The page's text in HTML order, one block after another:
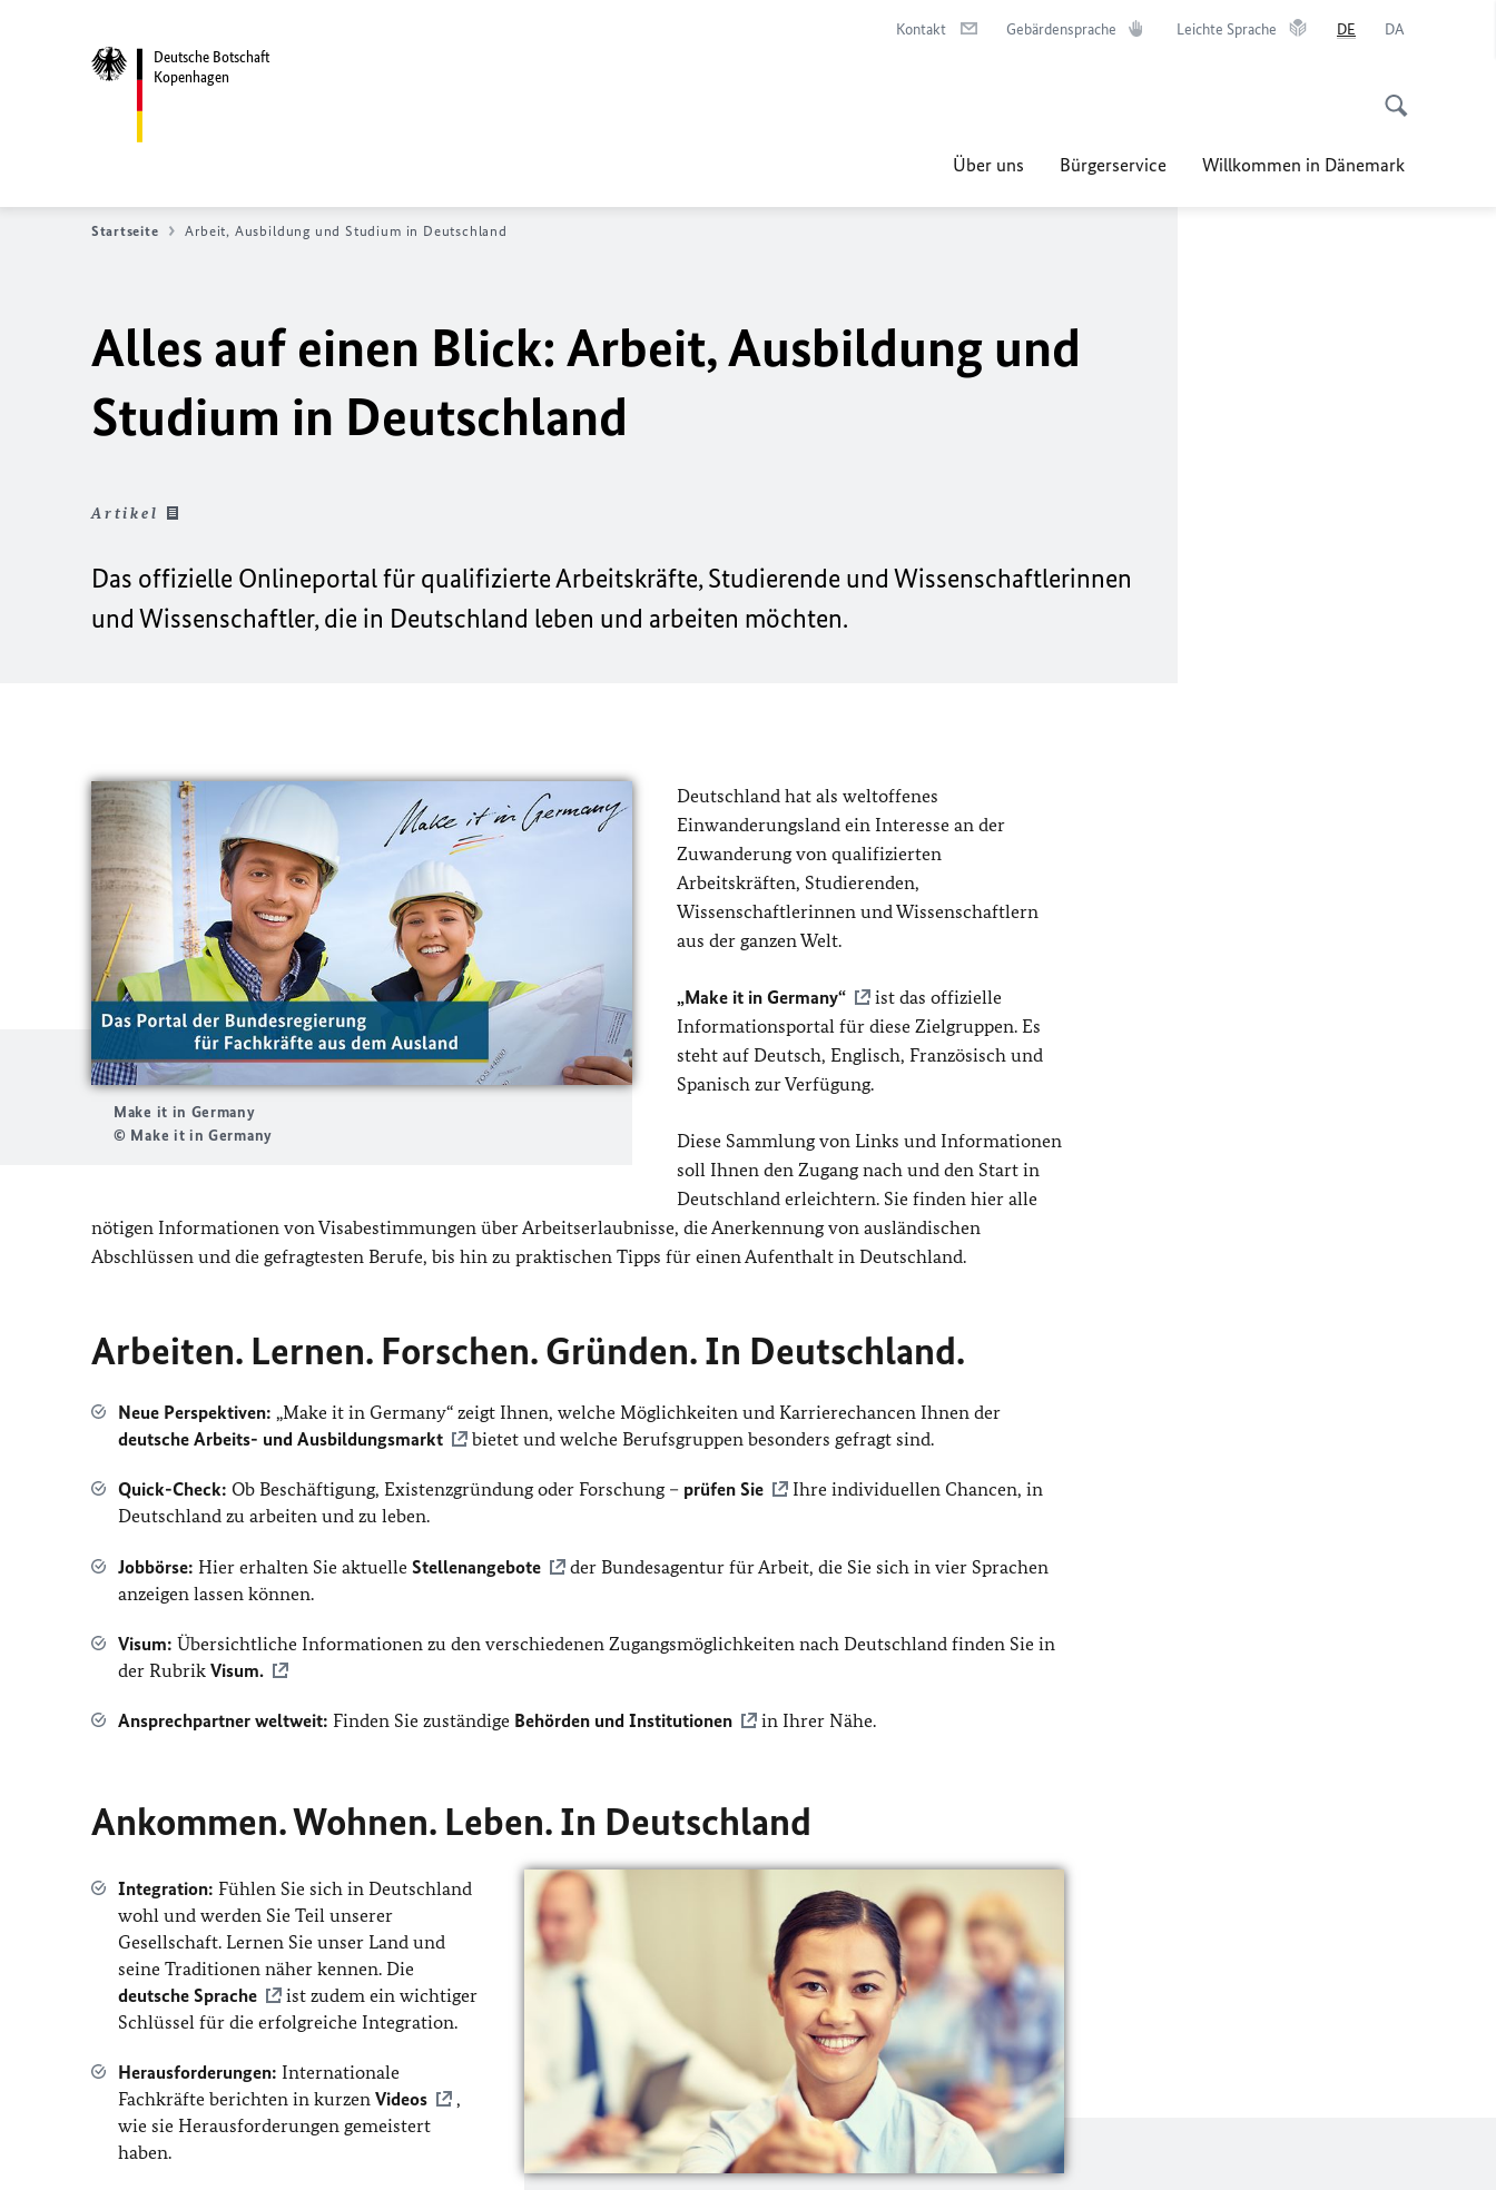
Deutsche Botschaft
Kopenhagen
Kontakt Gebärdensprache Leichte Sprache DE DA
Über uns Bürgerservice Willkommen in Dänemark
Startseite Arbeit, Ausbildung und Studium in Deutschland
Alles auf einen Blick: Arbeit, Ausbildung und
Studium in Deutschland
Artikel
Das offizielle Onlineportal für qualifizierte Arbeitskräfte, Studierende und Wissenschaftlerinnen
und Wissenschaftler, die in Deutschland leben und arbeiten möchten.
Make it in Germany
© Make it in Germany
Deutschland hat als weltoffenes
Einwanderungsland ein Interesse an der
Zuwanderung von qualifizierten
Arbeitskräften, Studierenden,
Wissenschaftlerinnen und Wissenschaftlern
aus der ganzen Welt.
„Make it in Germany“
ist das offizielle
Informationsportal für diese Zielgruppen. Es
steht auf Deutsch, Englisch, Französisch und
Spanisch zur Verfügung.
Diese Sammlung von Links und Informationen
soll Ihnen den Zugang nach und den Start in
Deutschland erleichtern. Sie finden hier alle
nötigen Informationen von Visabestimmungen über Arbeitserlaubnisse, die Anerkennung von ausländischen
Abschlüssen und die gefragtesten Berufe, bis hin zu praktischen Tipps für einen Aufenthalt in Deutschland.
Arbeiten. Lernen. Forschen. Gründen. In Deutschland.
Neue Perspektiven: „Make it in Germany“ zeigt Ihnen, welche Möglichkeiten und Karrierechancen Ihnen der
deutsche Arbeits- und Ausbildungsmarkt
bietet und welche Berufsgruppen besonders gefragt sind.
Quick-Check: Ob Beschäftigung, Existenzgründung oder Forschung – prüfen Sie
Ihre individuellen Chancen, in
Deutschland zu arbeiten und zu leben.
Jobbörse: Hier erhalten Sie aktuelleStellenangebote
der Bundesagentur für Arbeit, die Sie sich in vier Sprachen
anzeigen lassen können.
Visum: Übersichtliche Informationen zu den verschiedenen Zugangsmöglichkeiten nach Deutschland finden Sie in
der RubrikVisum.
Ansprechpartner weltweit: Finden Sie zuständige Behörden und Institutionen in Ihrer Nähe.
Ankommen. Wohnen. Leben. In Deutschland
Integration: Fühlen Sie sich in Deutschland
wohl und werden Sie Teil unserer
Gesellschaft. Lernen Sie unser Land und
seine Traditionen näher kennen. Die
deutsche Sprache
ist zudem ein wichtiger
Schlüssel für die erfolgreiche Integration.
Herausforderungen: Internationale
Fachkräfte berichten in kurzenVideos
,
wie sie Herausforderungen gemeistert
haben.